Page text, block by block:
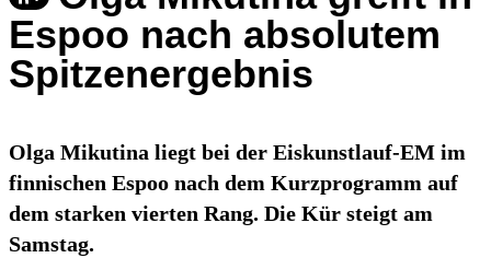
Espoo nach absolutem
Spitzenergebnis
Olga Mikutina liegt bei der Eiskunstlauf-EM im
finnischen Espoo nach dem Kurzprogramm auf
dem starken vierten Rang. Die Kür steigt am
Samstag.